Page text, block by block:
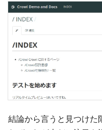
結論から言うと見つけた